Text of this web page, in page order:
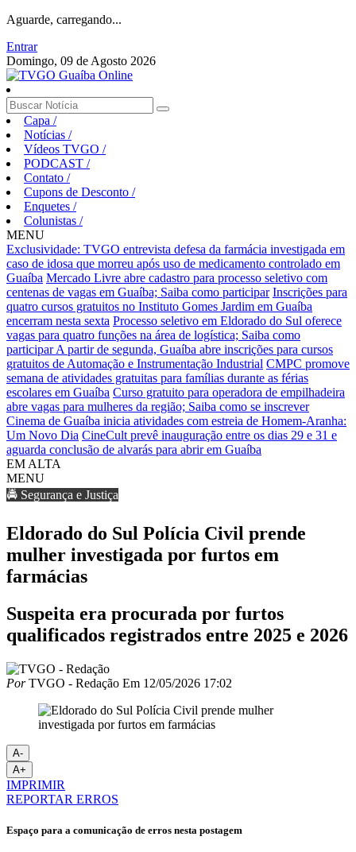
Aguarde, carregando...
Entrar
Domingo, 09 de Agosto 2026
Capa /
Notícias /
Vídeos TVGO /
PODCAST /
Contato /
Cupons de Desconto /
Enquetes /
Colunistas /
MENU
Exclusividade: TVGO entrevista defesa da farmácia investigada em
caso de idosa que morreu após uso de medicamento controlado em
Guaíba Mercado Livre abre cadastro para processo seletivo com
centenas de vagas em Guaíba; Saiba como participar Inscrições para
quatro cursos gratuitos no Instituto Gomes Jardim em Guaíba
encerram nesta sexta Processo seletivo em Eldorado do Sul oferece
vagas para quatro funções na área de logística; Saiba como
participarA partir de segunda, Guaíba abre inscrições para cursos
gratuitos de Automação e Instrumentação Industrial CMPC promove
semana de atividades gratuitas para famílias durante as férias
escolares em Guaíba Curso gratuito para operadora de empilhadeira
abre vagas para mulheres da região; Saiba como se inscrever
Cinema de Guaíba inicia atividades com estreia de Homem-Aranha:
Um Novo Dia CineCult prevê inauguração entre os dias 29 e 31 e
aguarda conclusão de alvarás para abrir em Guaíba
EM ALTA
MENU
🚔 Segurança e Justiça
Eldorado do Sul Polícia Civil prende
mulher investigada por furtos em
farmácias
Suspeita era procurada por furtos
qualificados registrados entre 2025 e 2026
PorTVGO - Redação Em 12/05/2026 17:02
A-
A+
IMPRIMIR
REPORTAR ERROS
Espaço para a comunicação de erros nesta postagem